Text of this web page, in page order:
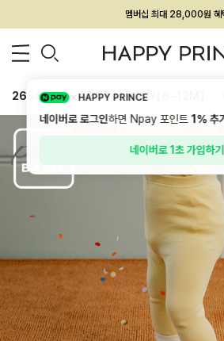
회원전용 아울렛, 가입하면
멤버십 최대 28,000원 혜
26SS 신상 BEST BABY[6~12M]
HAPPY PRINCE
네이버로 로그인하면 Npay 포인트1%추
네이버로 1초 가입하기